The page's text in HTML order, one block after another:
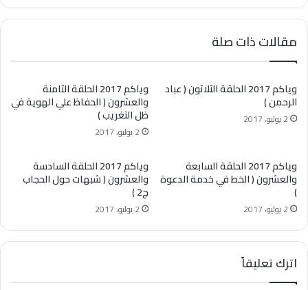
مقالات ذات صلة
وياكم 2017 الحلقة الثلاثون ( عباد
الرحمن )
2 يوليو، 2017
وياكم 2017 الحلقة الثامنة
والعشرون ( الحفاظ علي الهوية في
ظل التغريب )
2 يوليو، 2017
وياكم 2017 الحلقة السابعة
والعشرون ( الخط في خدمة الدعوة
)
2 يوليو، 2017
وياكم 2017 الحلقة السادسة
والعشرون ( شبهات حول الحجاب
ج2 )
2 يوليو، 2017
اترك تعليقاً